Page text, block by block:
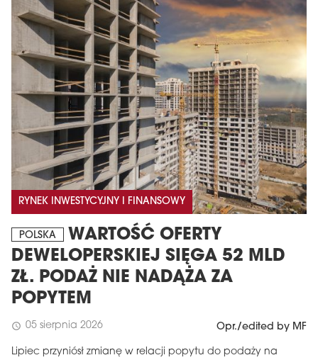
RYNEK INWESTYCYJNY I FINANSOWY
POLSKA
WARTOŚĆ OFERTY
DEWELOPERSKIEJ SIĘGA 52 MLD
ZŁ. PODAŻ NIE NADĄŻA ZA
POPYTEM
schedule 05 sierpnia 2026 Opr./edited by MF
Lipiec przyniósł zmianę w relacji popytu do podaży na
MAGAZYN
Wydanie 6 (308)
CZERWIEC 2026
Więcej w tym wydaniu
arrow_forward
Zamów teraz!